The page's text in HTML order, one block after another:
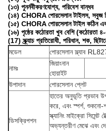
(১৩) পুনর্নবীকরণযোগ্য, পরিবেশ বান্ধব
(১৪) CHORA পোরসেলান টাইলস, সবুজ
(১৫) CHORA পোরসেলান টাইল কঠিন
(১৬) পৃষ্ঠের কঠোরতা খুব বেশি (কঠোরতা
(17) স্ক্র্যাচ প্রতিরোধী, পরিধান, শক,
মডেল
পোরসেলান স্ল্যাব
নামঃ
জিয়াংনান
হোয়াইট
উপাদান
পোরসেলান প্লেট
ডিসক্রিপশন
হাতের অনুভূতি প্রভাব
করে, এবং স্পর্শ, শুকনো-
স্ক্যানিং মাইক্রো
অভ্যন্তরীণ মেঝে এবং